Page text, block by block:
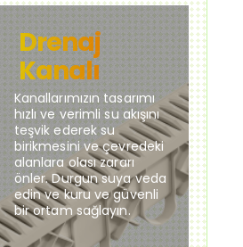
Satın Al Soru Sor
Drenaj
Kanalı
Kanallarımızın tasarımı
hızlı ve verimli su akışını
teşvik ederek su
birikmesini ve çevredeki
alanlara olası zararı
önler. Durgun suya veda
edin ve kuru ve güvenli
bir ortam sağlayın.